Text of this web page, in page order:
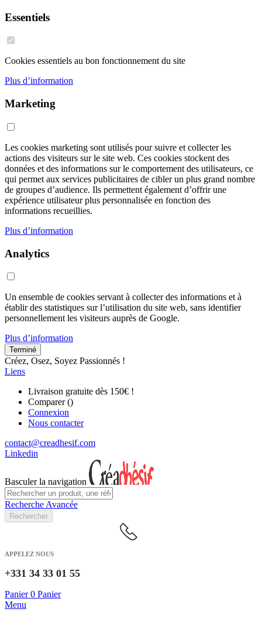
Essentiels
Cookies essentiels au bon fonctionnement du site
Plus d’information
Marketing
Les cookies marketing sont utilisés pour suivre et collecter les
actions des visiteurs sur le site web. Ces cookies stockent des
données et des informations sur le comportement des utilisateurs, ce
qui permet aux services publicitaires de cibler un plus grand nombre
de groupes d’audience. Ils permettent également d’offrir une
expérience utilisateur plus personnalisée en fonction des
informations recueillies.
Plus d’information
Analytics
Un ensemble de cookies servant à collecter des informations et à
établir des statistiques sur l’utilisation du site web, sans identifier
personnellement les visiteurs auprès de Google.
Plus d’information
Terminé
Créez, Osez, Soyez Passionnés !
Liens
Livraison gratuite dès 150€ !
Comparer ()
Connexion
Nous contacter
contact@creadhesif.com
Linkedin
Basculer la navigation
Recherche Avancée
Rechercher
APPELEZ NOUS
+331 34 33 01 55
Panier 0 Panier
Menu